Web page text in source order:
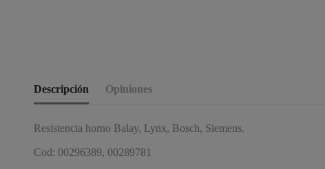
Descripción Opiniones
Resistencia horno Balay, Lynx, Bosch, Siemens.
Cod: 00296389, 00289781